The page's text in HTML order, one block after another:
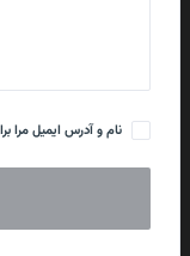
نام و آدرس ایمیل مرا